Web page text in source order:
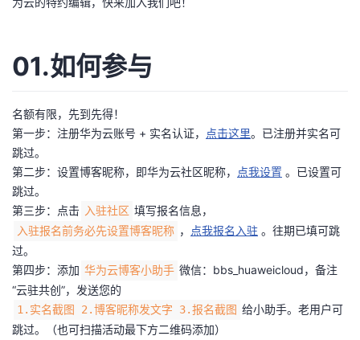
01.如何参与
名额有限，先到先得！
第一步：注册华为云账号 + 实名认证，
点击这里。已注册并实名可
跳过。
第二步：设置博客昵称，即华为云社区昵称，
点我设置 。已设置可
跳过。
第三步：点击 入驻社区 填写报名信息，
入驻报名前务必先设置博客昵称 ， 点我报名入驻 。往期已填可跳
过。
第四步：添加 华为云博客小助手 微信：bbs_huaweicloud，备注
“云驻共创”，发送您的
1.实名截图 2.博客昵称发文字 3.报名截图 给小助手。老用户可
跳过。（也可扫描活动最下方二维码添加）